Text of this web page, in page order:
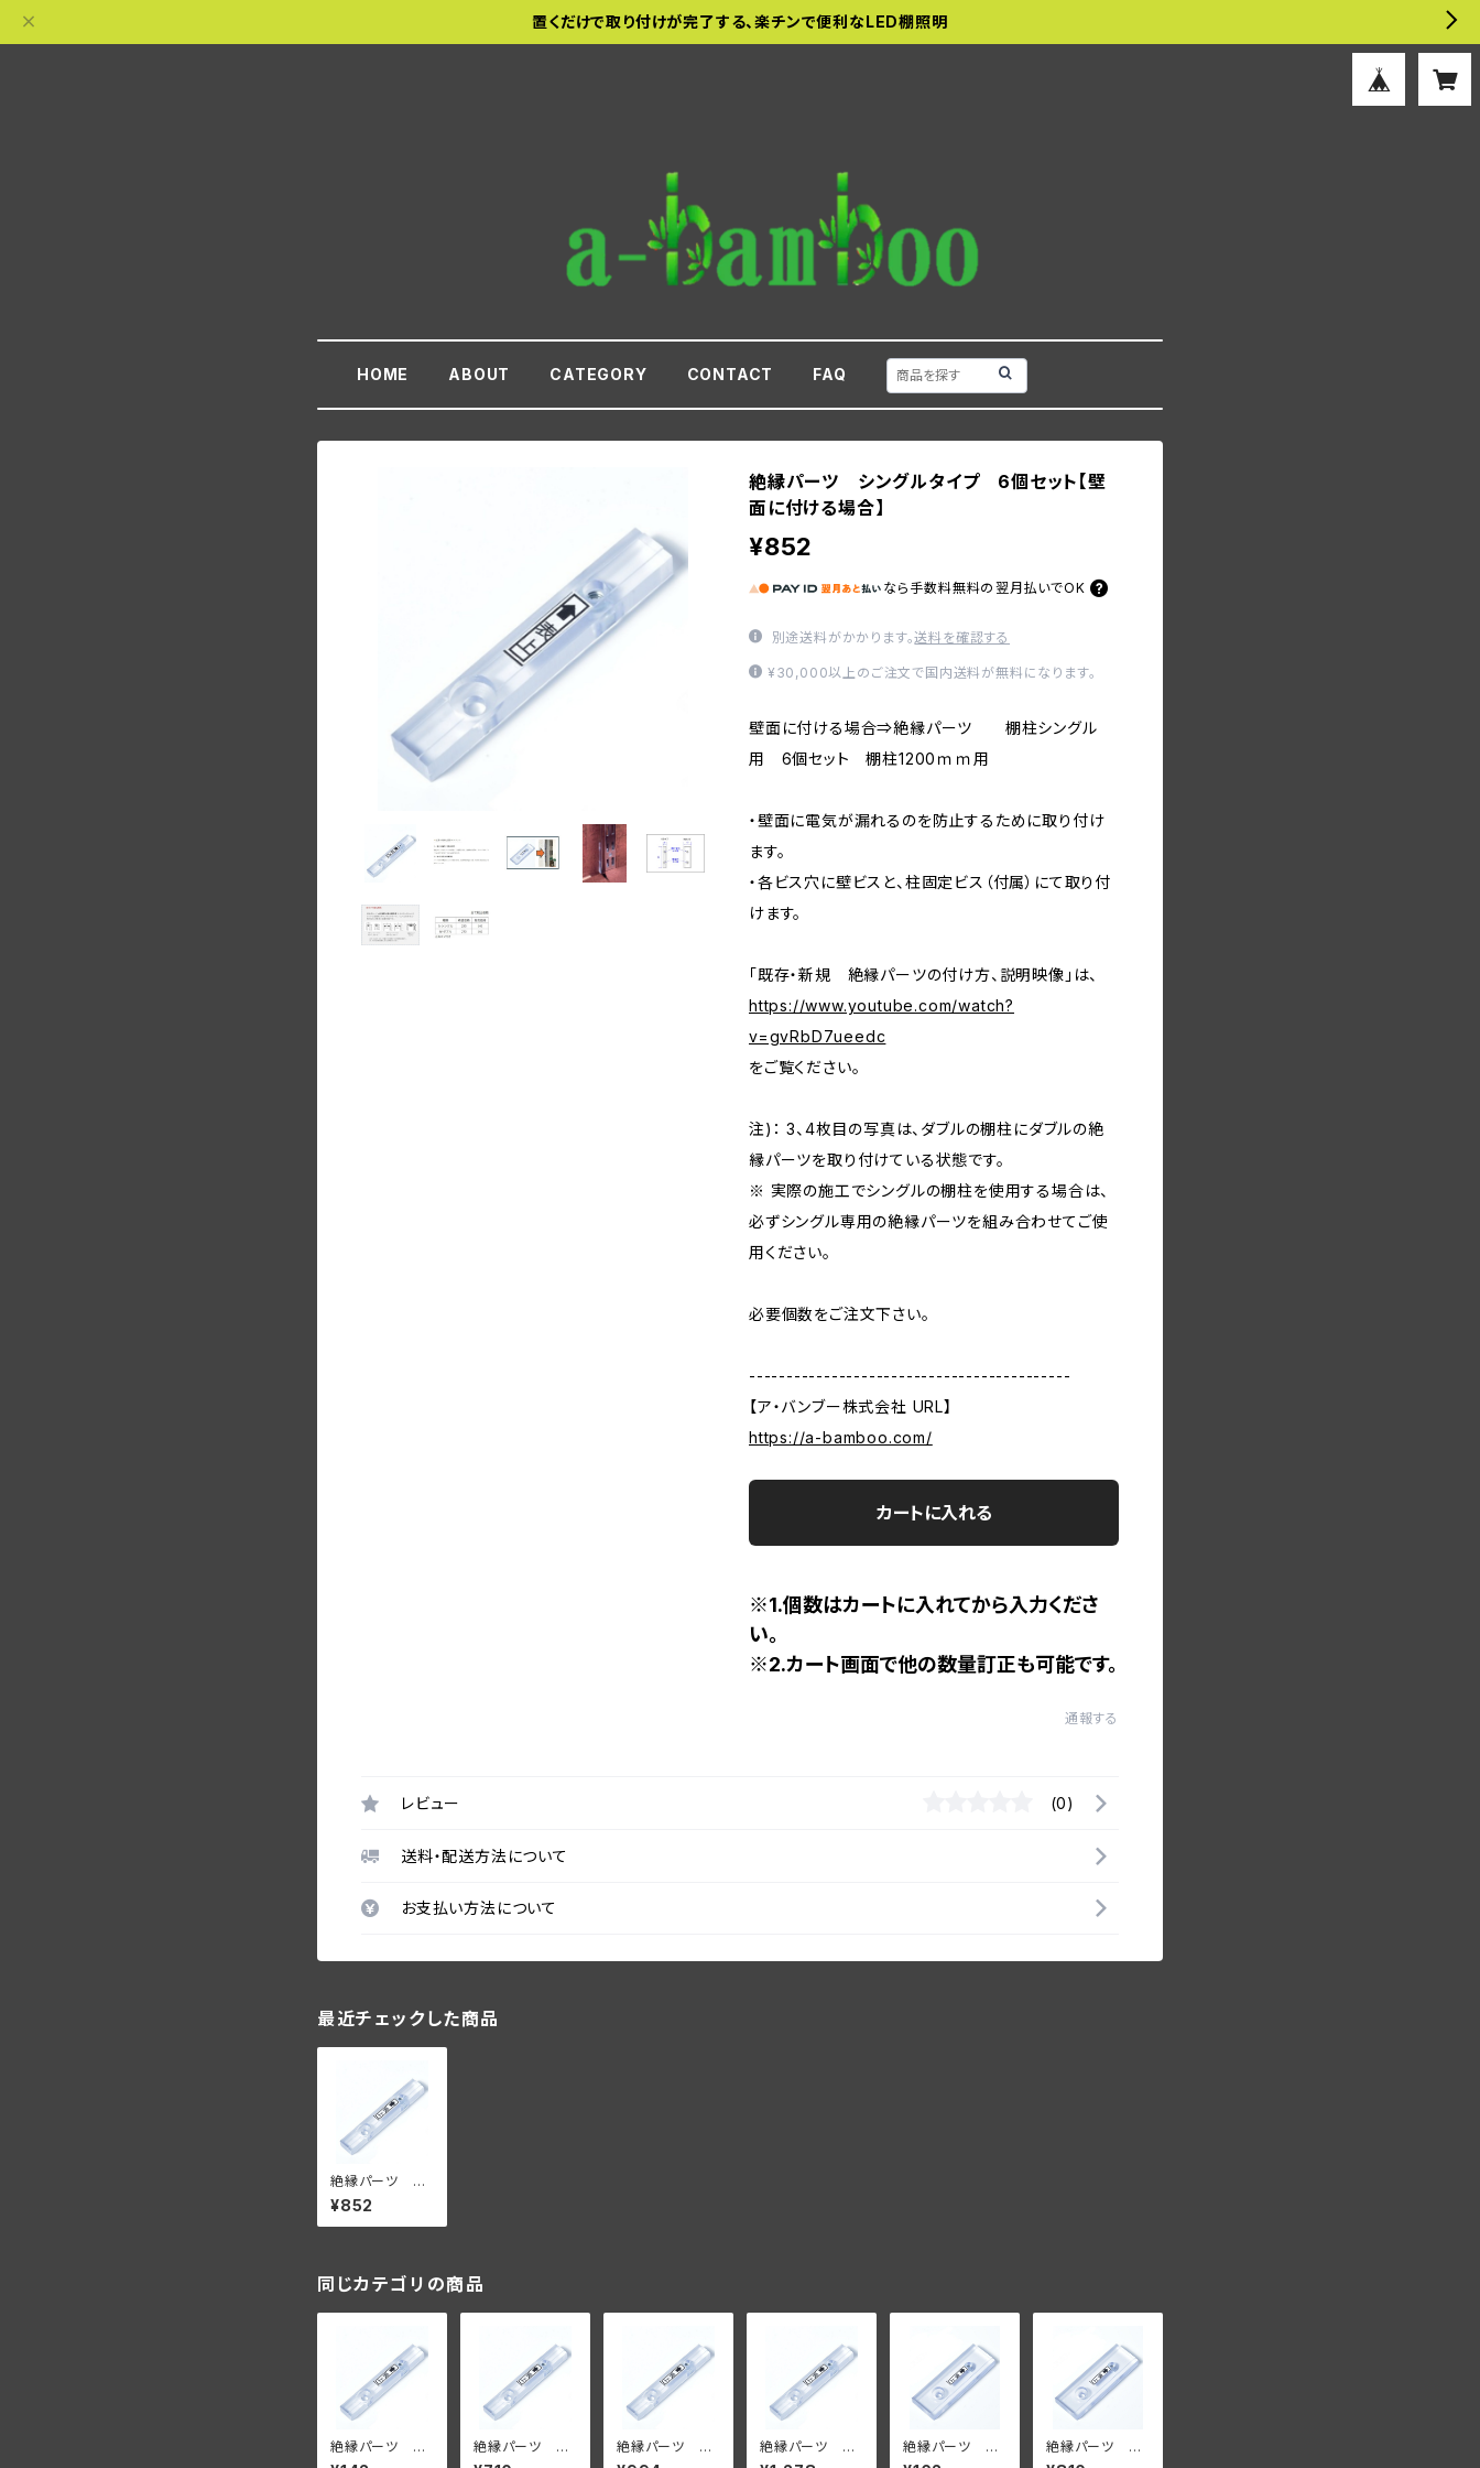
置くだけで取り付けが完了する、楽チンで便利なLED棚照明
HOME ABOUT CATEGORY CONTACT FAQ
絶縁パーツ シングルタイプ 6個セット【壁
面に付ける場合】
¥852
なら 手数料無料の 翌月払いでOK
別途送料がかかります。送料を確認する
¥30,000以上のご注文で国内送料が無料になります。
壁面に付ける場合⇒絶縁パーツ 棚柱シングル
用 6個セット 棚柱1200ｍｍ用
・壁面に電気が漏れるのを防止するために取り付け
ます。
・各ビス穴に壁ビスと、柱固定ビス（付属）にて取り付
けます。
「既存・新規 絶縁パーツの付け方、説明映像」は、
https://www.youtube.com/watch?
v=gvRbD7ueedc
をご覧ください。
注)： 3、4枚目の写真は、ダブルの棚柱にダブルの絶
縁パーツを取り付けている状態です。
※ 実際の施工でシングルの棚柱を使用する場合は、
必ずシングル専用の絶縁パーツを組み合わせてご使
用ください。
必要個数をご注文下さい。
-------------------------------------------
【ア・バンブー株式会社 URL】
https://a-bamboo.com/
カートに入れる
※1.個数はカートに入れてから入力くださ
い。
※2.カート画面で他の数量訂正も可能です。
通報する
レビュー (0)
送料・配送方法について
お支払い方法について
最近チェックした商品
絶縁パーツ シ
ングルタイプ 6
個セット【壁面に
付ける場合】
¥852
同じカテゴリの商品
絶縁パーツ シ
ングルタイプ
絶縁パーツ シ
ングルタイプ ５
絶縁パーツ シ
ングルタイプ ７
絶縁パーツ シ
ングルタイプ 9
絶縁パーツ ダ
ブルタイプ 単
絶縁パーツ ダ
ブルタイプ 5個